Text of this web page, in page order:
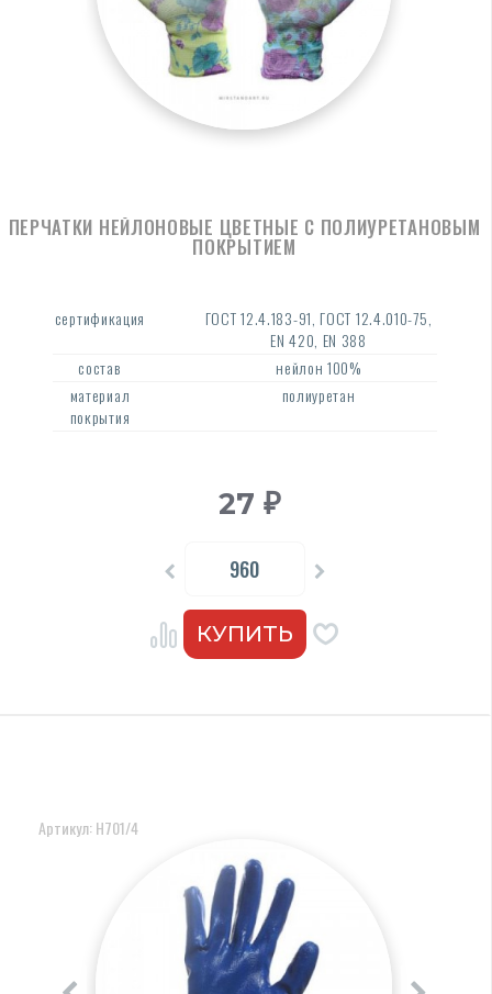
ПЕРЧАТКИ НЕЙЛОНОВЫЕ ЦВЕТНЫЕ С ПОЛИУРЕТАНОВЫМ
ПОКРЫТИЕМ
сертификация
ГОСТ 12.4.183-91, ГОСТ 12.4.010-75,
EN 420, EN 388
состав
нейлон 100%
материал
покрытия
полиуретан
27 ₽
Артикул: Н701/4